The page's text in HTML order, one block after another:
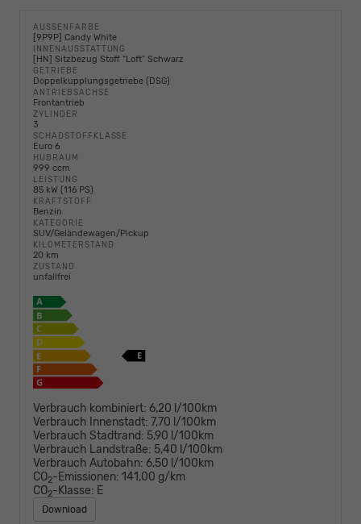
AUSSENFARBE
[9P9P] Candy White
INNENAUSSTATTUNG
[HN] Sitzbezug Stoff "Loft" Schwarz
GETRIEBE
Doppelkupplungsgetriebe (DSG)
ANTRIEBSACHSE
Frontantrieb
ZYLINDER
3
SCHADSTOFFKLASSE
Euro 6
HUBRAUM
999 ccm
LEISTUNG
85 kW (116 PS)
KRAFTSTOFF
Benzin
KATEGORIE
SUV/Geländewagen/Pickup
KILOMETERSTAND
20 km
ZUSTAND
unfallfrei
Verbrauch kombiniert: 6,20 l/100km
Verbrauch Innenstadt: 7,70 l/100km
Verbrauch Stadtrand: 5,90 l/100km
Verbrauch Landstraße: 5,40 l/100km
Verbrauch Autobahn: 6,50 l/100km
CO2-Emissionen: 141,00 g/km
CO2-Klasse: E
Download